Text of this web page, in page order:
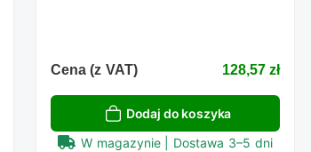
Cena (z VAT) 128,57 zł
Dodaj do koszyka
W magazynie | Dostawa 3–5 dni